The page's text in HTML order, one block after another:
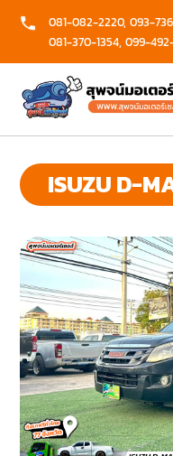
081-082-2220, 093-
081-370-1354, 099-
แรก
รถ
ทั้งหมด
โม
ชั่น
บริการ
ของ
เรา
เอกสาร
งาน
ลูกค้า
ติดต่อ
กับ
เรา
ISUZU D-